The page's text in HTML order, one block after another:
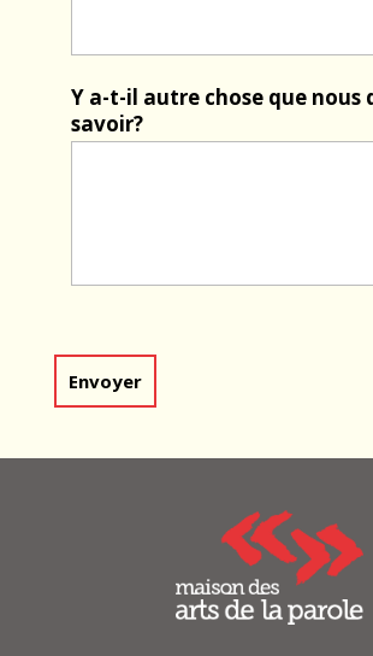
Y a-t-il autre chose que nous
savoir?